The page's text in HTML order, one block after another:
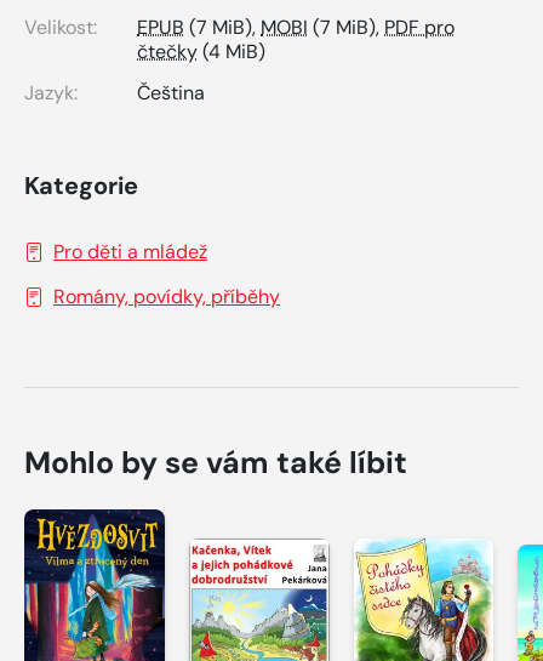
Velikost:
EPUB (7 MiB), MOBI (7 MiB), PDF pro
čtečky(4 MiB)
Jazyk:
Čeština
Kategorie
Pro děti a mládež
Romány, povídky, příběhy
Mohlo by se vám také líbit